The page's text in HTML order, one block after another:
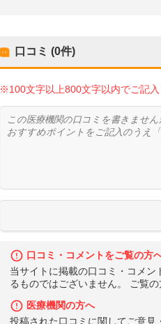
口コミ (0件)
※100文字以上800文字以内でご記
口コミ・コメントをご覧の方
当サイトに掲載の口コミ・コメ
るものではございません。 ご覧
医療機関の方へ
投稿された口コミに関してご意